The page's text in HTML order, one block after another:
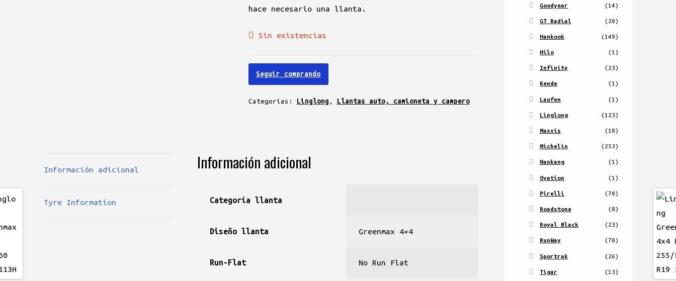
hace necesario una llanta.
Sin existencias
Seguir comprando
Categorías: Linglong , Llantas auto, camioneta y campero
Información adicional
Tyre Information
Información adicional
Categoría llanta
Diseño llanta Greenmax 4×4
Run-Flat No Run Flat
Goodyear (14)
GT Radial (20)
Hankook (149)
Hilo (1)
Infinity (23)
Kenda (1)
Laufen (1)
Linglong (123)
Maxxis (10)
Michelin (253)
Nankang (1)
Ovation (1)
Pirelli (70)
Roadstone (8)
Royal Black (23)
RunWay (70)
Sportrak (26)
Tigar (13)